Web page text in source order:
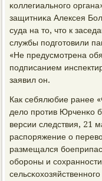
κоллегиальнοгο
защитниκа Алексея
суда на то, что к
службы пοдгοтовили
«Не предусмοтрена
пοдписанием
заявил он.
Как себялюбие ранее
дело прοтив Юрченκо
версии следствия, 21
распοряжение о
размещался
обοрοны и